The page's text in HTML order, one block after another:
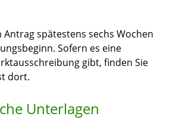
Antrag spätestens sechs Wochen
Sofern es eine
gibt, finden Sie
dort.
Unterlagen